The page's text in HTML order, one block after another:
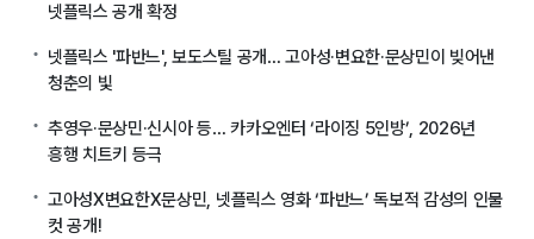
넷플릭스 공개 확정
넷플릭스 '파반느', 보도스틸 공개… 고아성·변요한·문상민이 빚어낸
청춘의 빛
추영우·문상민·신시아 등… 카카오엔터 ‘라이징 5인방’, 2026년
흥행 치트키 등극
고아성X변요한X문상민, 넷플릭스 영화 ‘파반느’ 독보적 감성의 인물
컷 공개!